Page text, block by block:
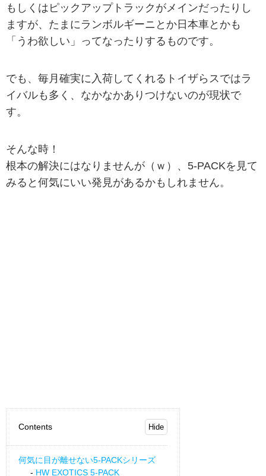
もしくはピックアップトラックがメインだったりし
ますが、たまにランボルギーニとか日本車とかも
「うわ欲しい」ってなったりするものです。
でも、毎月確実に入荷してくれるトイザらスではラ
イバルも多く、なかなかありつけないのが現状で
す。
そんな時！
根本の解決にはなりませんが（ｗ）、5-PACKを見て
みると何気にいい発見があるかもしれません。
Contents
何気に目が離せない5-PACKシリーズ
HW EXOTICS 5-PACK